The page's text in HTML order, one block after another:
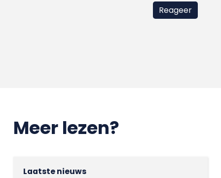
Meer lezen?
Laatste nieuws